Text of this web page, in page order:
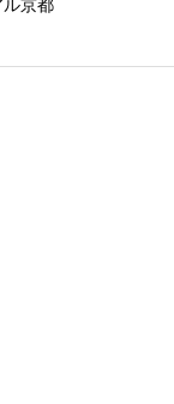
京都